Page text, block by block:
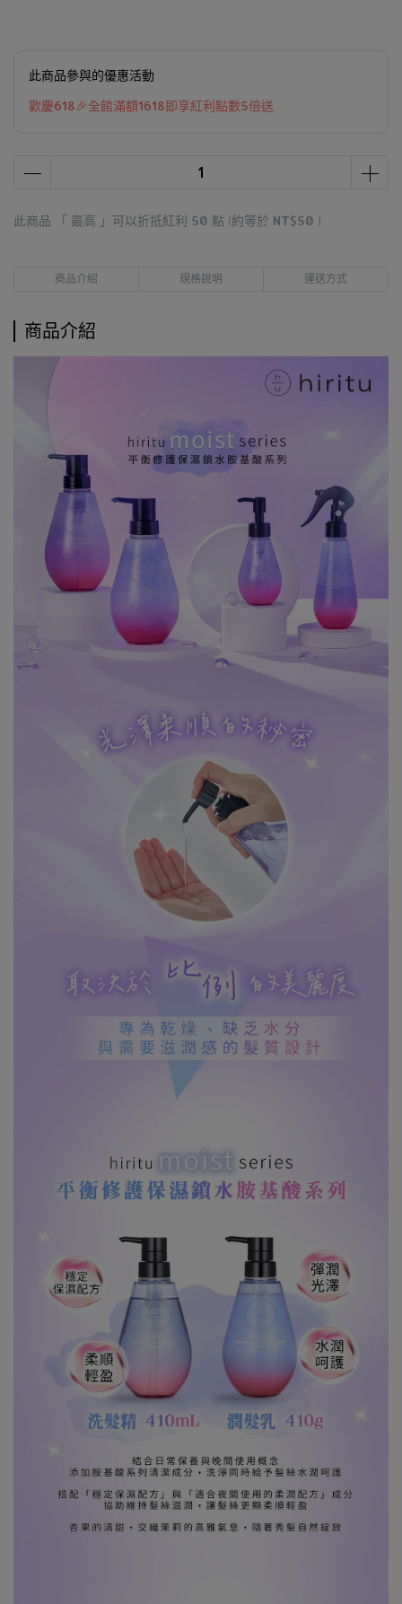
此商品參與的優惠活動
歡慶618🎉全館滿額1618即享紅利點數5倍送
此商品 「 最高 」可以折抵紅利 50 點 (約等於 NT$50 )
商品介紹 規格說明 運送方式
商品介紹